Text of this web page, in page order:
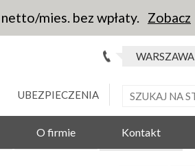
mies. bez wpłaty. Zobacz
WARSZAWA
UBEZPIECZENIA
O firmie Kontakt